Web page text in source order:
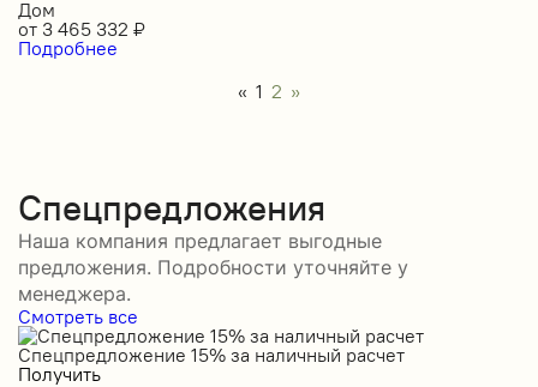
Дом
от 3 465 332 ₽
Подробнее
« 1 2 »
Спецпредложения
Наша компания предлагает выгодные
предложения. Подробности уточняйте у
менеджера.
Смотреть все
Спецпредложение 15% за наличный расчет
Получить